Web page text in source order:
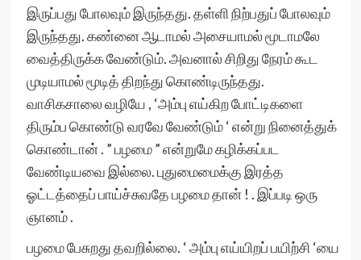
இருப்பது போலவும் இருந்தது. தள்ளி நிற்பதுப் போலவும்
இருந்தது. கண்னை ஆடாமல் அசையாமல் மூடாமலே
வைத்திருக்க வேண்டும். அவனால் சிறிது நேரம் கூட
முடியாமல் மூடித் திறந்து கொண்டிருந்தது.
வாசிகசாலை வழியே , ‘அம்பு எய்கிற போட்டிகளை
திரும்ப கொண்டு வரவே வேண்டும் ‘ என்று நினைத்துக்
கொண்டான் . ” பழமை ” என்றுமே கழிக்கப்பட
வேண்டியவை இல்லை. புதுமைமைக்கு இரத்த
ஓட்டத்தைப் பாய்ச்சுவ‌தே பழமை தான் ! . இப்படி ஒரு
ஞானம் .
பழமை பேசுறது தவறில்லை. ‘ அம்பு எய்யிற‌ப் பயிற்சி ‘யை